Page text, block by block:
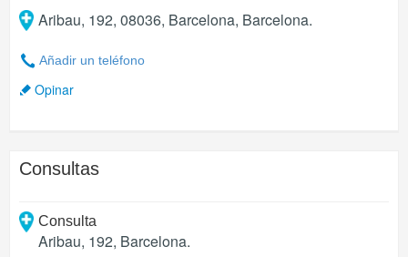
Aribau, 192, 08036, Barcelona, Barcelona.
Añadir un teléfono
Opinar
Consultas
Consulta
Aribau, 192, Barcelona.